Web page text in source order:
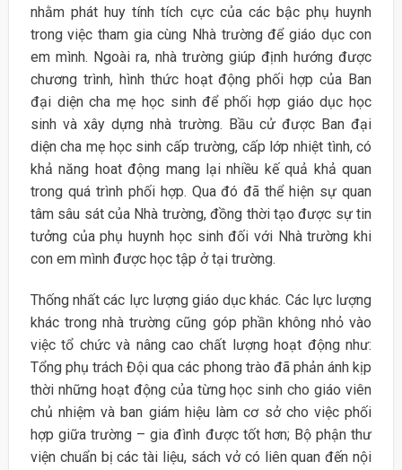
nhằm phát huy tính tích cực của các bậc phụ huynh
trong việc tham gia cùng Nhà trường để giáo dục con
em mình. Ngoài ra, nhà trường giúp định hướng được
chương trình, hình thức hoạt động phối hợp của Ban
đại diện cha mẹ học sinh để phối hợp giáo dục học
sinh và xây dựng nhà trường. Bầu cử được Ban đại
diện cha mẹ học sinh cấp trường, cấp lớp nhiệt tình, có
khả năng hoat động mang lại nhiều kế quả khả quan
trong quá trình phối hợp. Qua đó đã thể hiện sự quan
tâm sâu sát của Nhà trường, đồng thời tạo được sự tin
tưởng của phụ huynh học sinh đối với Nhà trường khi
con em mình được học tập ở tại trường.
Thống nhất các lực lượng giáo dục khác. Các lực lượng
khác trong nhà trường cũng góp phần không nhỏ vào
việc tổ chức và nâng cao chất lượng hoạt động như:
Tổng phụ trách Đội qua các phong trào đã phản ánh kịp
thời những hoạt động của từng học sinh cho giáo viên
chủ nhiệm và ban giám hiệu làm cơ sở cho việc phối
hợp giữa trường – gia đình được tốt hơn; Bộ phận thư
viện chuẩn bị các tài liệu, sách vở có liên quan đến nội